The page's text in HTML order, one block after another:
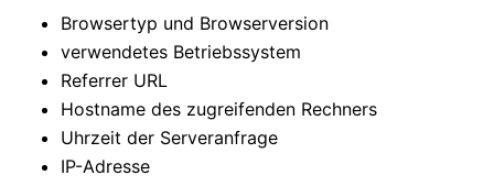
Browsertyp und Browserversion
verwendetes Betriebssystem
Referrer URL
Hostname des zugreifenden Rechners
Uhrzeit der Serveranfrage
IP-Adresse